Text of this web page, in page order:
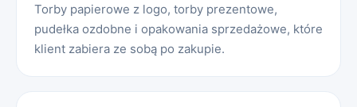
Torby papierowe z logo, torby prezentowe,
pudełka ozdobne i opakowania sprzedażowe, które
klient zabiera ze sobą po zakupie.